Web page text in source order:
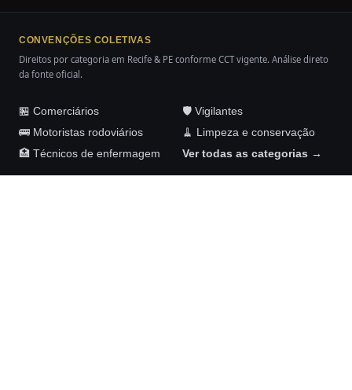
CONVENÇÕES COLETIVAS
Direitos por categoria em Recife & PE conforme CCT vigente. Análise direto
da fonte oficial.
🏪 Comerciários
🛡️ Vigilantes
🚌 Motoristas rodoviários
🧹 Limpeza e conservação
🏥 Técnicos de enfermagem
Ver todas as categorias →